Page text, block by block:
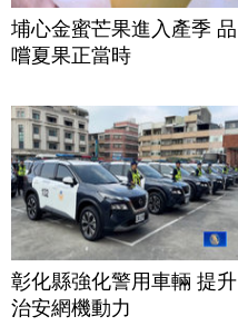
埔心金蜜芒果進入產季 品
嚐夏果正當時
彰化縣強化警用車輛 提升
治安網機動力